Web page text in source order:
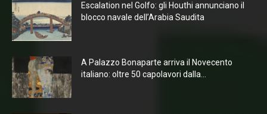
Escalation nel Golfo: gli Houthi annunciano il
blocco navale dell’Arabia Saudita
A Palazzo Bonaparte arriva il Novecento
italiano: oltre 50 capolavori dalla...